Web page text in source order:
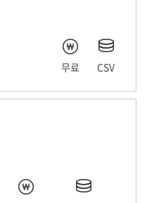
무료 CSV